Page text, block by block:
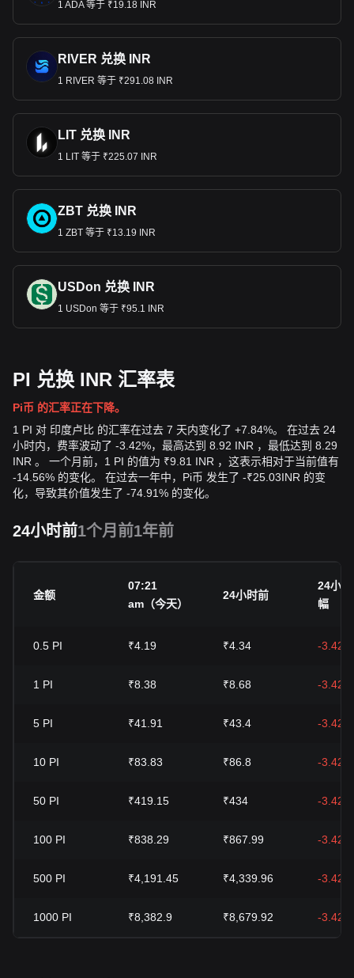
1 ADA 等于 ₹19.18 INR
RIVER 兑换 INR
1 RIVER 等于 ₹291.08 INR
LIT 兑换 INR
1 LIT 等于 ₹225.07 INR
ZBT 兑换 INR
1 ZBT 等于 ₹13.19 INR
USDon 兑换 INR
1 USDon 等于 ₹95.1 INR
PI 兑换 INR 汇率表
Pi币 的汇率正在下降。
1 PI 对 印度卢比 的汇率在过去 7 天内变化了 +7.84%。 在过去 24
小时内，费率波动了 -3.42%，最高达到 8.92 INR ，最低达到 8.29
INR 。 一个月前，1 PI 的值为 ₹9.81 INR ，这表示相对于当前值有
-14.56% 的变化。 在过去一年中，Pi币 发生了 -₹25.03INR 的变
化，导致其价值发生了 -74.91% 的变化。
24小时前1个月前1年前
金额
07:21
am（今天）
24小时前
24小
幅
0.5 PI ₹4.19 ₹4.34 -3.42%
1 PI ₹8.38 ₹8.68 -3.42%
5 PI ₹41.91 ₹43.4 -3.42%
10 PI ₹83.83 ₹86.8 -3.42%
50 PI ₹419.15 ₹434 -3.42%
100 PI ₹838.29 ₹867.99 -3.42%
500 PI ₹4,191.45 ₹4,339.96 -3.42%
1000 PI ₹8,382.9 ₹8,679.92 -3.42%